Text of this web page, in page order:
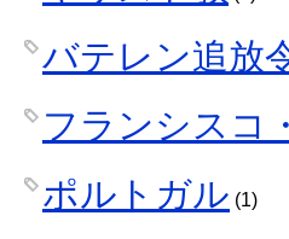
バテレン追放
フランシスコ
ポルトガル (1)